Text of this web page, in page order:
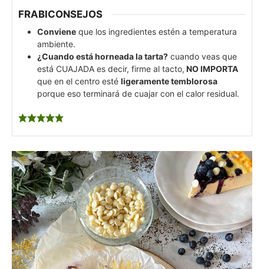
FRABICONSEJOS
Conviene que los ingredientes estén a temperatura
ambiente.
¿Cuando está horneada la tarta? cuando veas que
está CUAJADA es decir, firme al tacto, NO IMPORTA
que en el centro esté ligeramente temblorosa
porque eso terminará de cuajar con el calor residual.